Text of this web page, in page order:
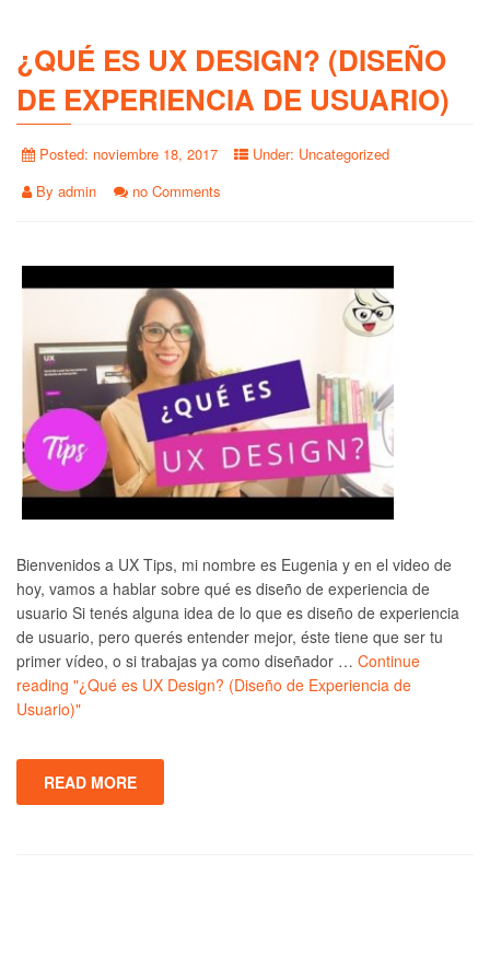
¿QUÉ ES UX DESIGN? (DISEÑO
DE EXPERIENCIA DE USUARIO)
Posted: noviembre 18, 2017 Under: Uncategorized
By admin no Comments
Bienvenidos a UX Tips, mi nombre es Eugenia y en el video de
hoy, vamos a hablar sobre qué es diseño de experiencia de
usuario Si tenés alguna idea de lo que es diseño de experiencia
de usuario, pero querés entender mejor, éste tiene que ser tu
primer vídeo, o si trabajas ya como diseñador … Continue
reading "¿Qué es UX Design? (Diseño de Experiencia de
Usuario)"
READ MORE